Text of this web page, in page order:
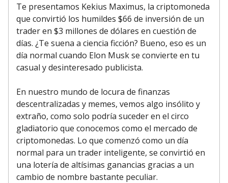
Te presentamos Kekius Maximus, la criptomoneda
que convirtió los humildes $66 de inversión de un
trader en $3 millones de dólares en cuestión de
días. ¿Te suena a ciencia ficción? Bueno, eso es un
día normal cuando Elon Musk se convierte en tu
casual y desinteresado publicista.
En nuestro mundo de locura de finanzas
descentralizadas y memes, vemos algo insólito y
extraño, como solo podría suceder en el circo
gladiatorio que conocemos como el mercado de
criptomonedas. Lo que comenzó como un día
normal para un trader inteligente, se convirtió en
una lotería de altísimas ganancias gracias a un
cambio de nombre bastante peculiar.